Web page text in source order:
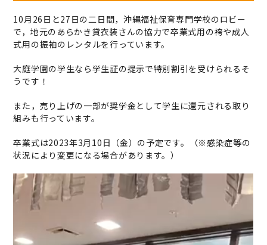
10月26日と27日の二日間，沖縄福祉保育専門学校のロビー
で，地元のあらかき貸衣装さんの協力で卒業式用の袴や成人
式用の振袖のレンタルを行っています。
大庭学園の学生なら学生証の提示で特別割引を受けられるそ
うです！
また，売り上げの一部が奨学金として学生に還元される取り
組みも行っています。
卒業式は2023年3月10日（金）の予定です。（※感染症等の
状況により変更になる場合があります。）